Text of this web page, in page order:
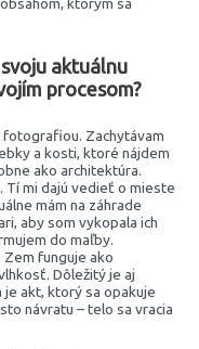
aktuálnu
procesom?
fotografiou. Zachytávam
a kosti, ktoré nájdem
ako architektúra.
Tí mi dajú vedieť o mieste
mám na záhrade
aby som vykopala ich
do maľby.
funguje ako
Dôležitý je aj
akt, ktorý sa opakuje
návratu – telo sa vracia